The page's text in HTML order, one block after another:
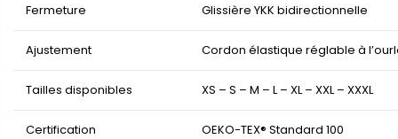
Fermeture Glissière YKK bidirectionnelle
Ajustement Cordon élastique réglable à
Tailles disponibles XS – S – M – L – XL – XXL – XXXL
Certification OEKO-TEX® Standard 100